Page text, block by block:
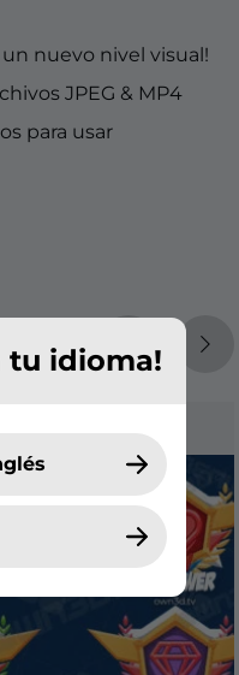
tu idioma!
nuevo nivel visual!
JPEG & MP4
para usar